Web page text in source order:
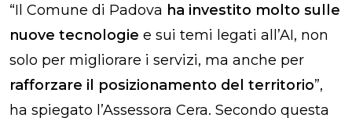
“Il Comune di Padova ha investito molto sulle
nuove tecnologie e sui temi legati all’AI, non
solo per migliorare i servizi, ma anche per
rafforzare il posizionamento del territorio”,
ha spiegato l’Assessora Cera. Secondo questa